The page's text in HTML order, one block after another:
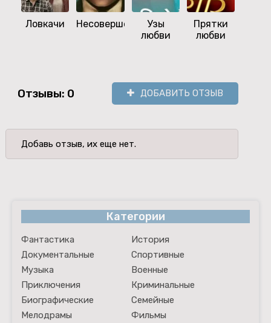
Ловкачи НесовершенныйУзы
любви
Прятки
любви
Отзывы: 0 ДОБАВИТЬ ОТЗЫВ
Добавь отзыв, их еще нет.
Категории
Фантастика
История
Документальные
Спортивные
Музыка
Военные
Приключения
Криминальные
Биографические
Семейные
Мелодрамы
Фильмы